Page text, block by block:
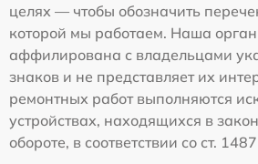
целях — чтобы обозначить
которой мы работаем. Наша
аффилирована с владельцами
знаков и не представляет их
ремонтных работ выполняются
устройствах, находящихся в
обороте, в соответствии со ст.